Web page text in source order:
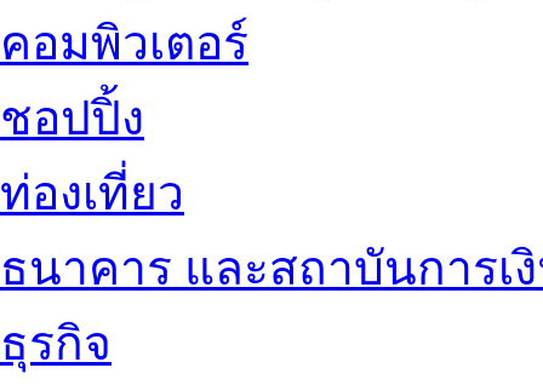
คอมพิวเตอร์
ชอปปิ้ง
ท่องเที่ยว
ธนาคาร และสถาบันการเ
ธุรกิจ